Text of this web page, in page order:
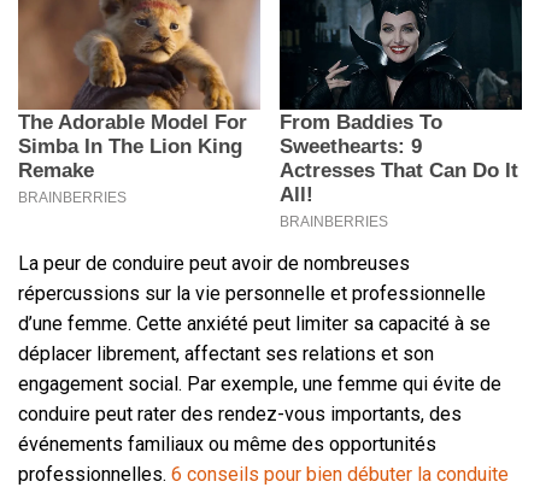
La peur de conduire peut avoir de nombreuses
répercussions sur la vie personnelle et professionnelle
d’une femme. Cette anxiété peut limiter sa capacité à se
déplacer librement, affectant ses relations et son
engagement social. Par exemple, une femme qui évite de
conduire peut rater des rendez-vous importants, des
événements familiaux ou même des opportunités
professionnelles. 6 conseils pour bien débuter la conduite